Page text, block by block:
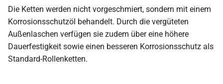
Die Ketten werden nicht vorgeschmiert, sondern mit einem
Korrosionsschutzöl behandelt. Durch die vergüteten
Außenlaschen verfügen sie zudem über eine höhere
Dauerfestigkeit sowie einen besseren Korrosionsschutz als
Standard-Rollenketten.